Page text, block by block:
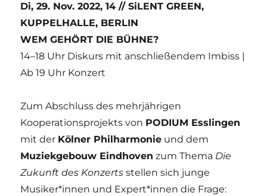
Di, 29. Nov. 2022, 14 // SiLENT GREEN,
KUPPELHALLE, BERLIN
WEM GEHÖRT DIE BÜHNE?
14–18 Uhr Diskurs mit anschließendem Imbiss |
Ab 19 Uhr Konzert
Zum Abschluss des mehrjährigen
Kooperationsprojekts von PODIUM Esslingen
mit der Kölner Philharmonie und dem
Muziekgebouw Eindhoven zum Thema Die
Zukunft des Konzerts stellen sich junge
Musiker*innen und Expert*innen die Frage: